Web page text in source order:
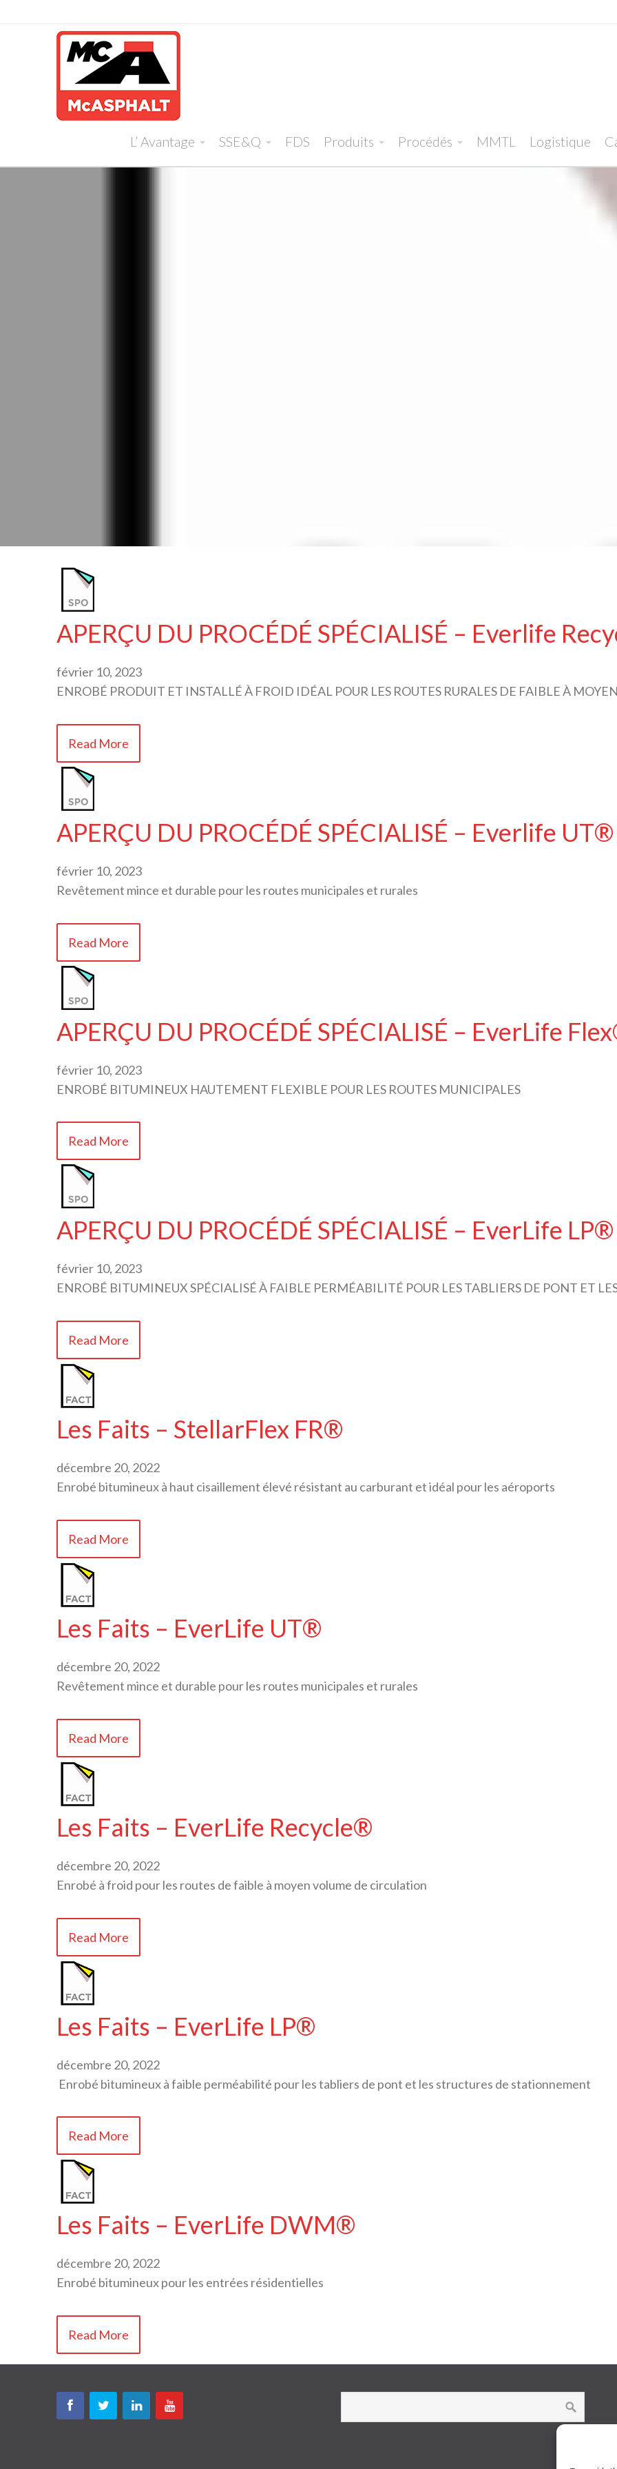
L’ Avantage SSE&Q FDS Produits Procédés MMTL Logistique
APERÇU DU PROCÉDÉ SPÉCIALISÉ – Everlife
février 10, 2023
ENROBÉ PRODUIT ET INSTALLÉ À FROID IDÉAL POUR LES ROUTES RURALES DE FAIBLE À
Read More
APERÇU DU PROCÉDÉ SPÉCIALISÉ – Everlife UT®
février 10, 2023
Revêtement mince et durable pour les routes municipales et rurales
Read More
APERÇU DU PROCÉDÉ SPÉCIALISÉ – EverLife
février 10, 2023
ENROBÉ BITUMINEUX HAUTEMENT FLEXIBLE POUR LES ROUTES MUNICIPALES
Read More
APERÇU DU PROCÉDÉ SPÉCIALISÉ – EverLife LP®
février 10, 2023
ENROBÉ BITUMINEUX SPÉCIALISÉ À FAIBLE PERMÉABILITÉ POUR LES TABLIERS DE PONT ET
Read More
Les Faits – StellarFlex FR®
décembre 20, 2022
Enrobé bitumineux à haut cisaillement élevé résistant au carburant et idéal pour les aéroports
Read More
Les Faits – EverLife UT®
décembre 20, 2022
Revêtement mince et durable pour les routes municipales et rurales
Read More
Les Faits – EverLife Recycle®
décembre 20, 2022
Enrobé à froid pour les routes de faible à moyen volume de circulation
Read More
Les Faits – EverLife LP®
décembre 20, 2022
Enrobé bitumineux à faible perméabilité pour les tabliers de pont et les structures de stationnement
Read More
Les Faits – EverLife DWM®
décembre 20, 2022
Enrobé bitumineux pour les entrées résidentielles
Read More